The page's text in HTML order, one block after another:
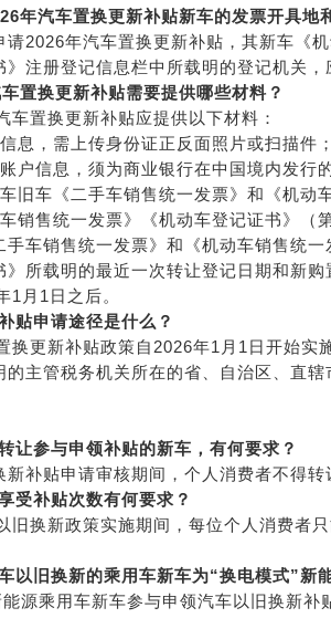
6年汽车置换更新补贴新车的发票开具地
请2026年汽车置换更新补贴，其新车《
》注册登记信息栏中所载明的登记机关
置换更新补贴需要提供哪些材料？
车置换更新补贴应提供以下材料：
息，需上传身份证正反面照片或扫描件；
账户信息，须为商业银行在中国境内发行
车旧车《二手车销售统一发票》和《机动
车销售统一发票》《机动车登记证书》（
手车销售统一发票》和《机动车销售统
》所载明的最近一次转让登记日期和新
1月1日之后。
贴申请途径是什么？
换更新补贴政策自2026年1月1日开始实
的主管税务机关所在的省、自治区、直
让参与申领补贴的新车，有何要求？
新补贴申请审核期间，个人消费者不得
受补贴次数有何要求？
旧换新政策实施期间，每位个人消费者
以旧换新的乘用车新车为“换电模式”新
能源乘用车新车参与申领汽车以旧换新